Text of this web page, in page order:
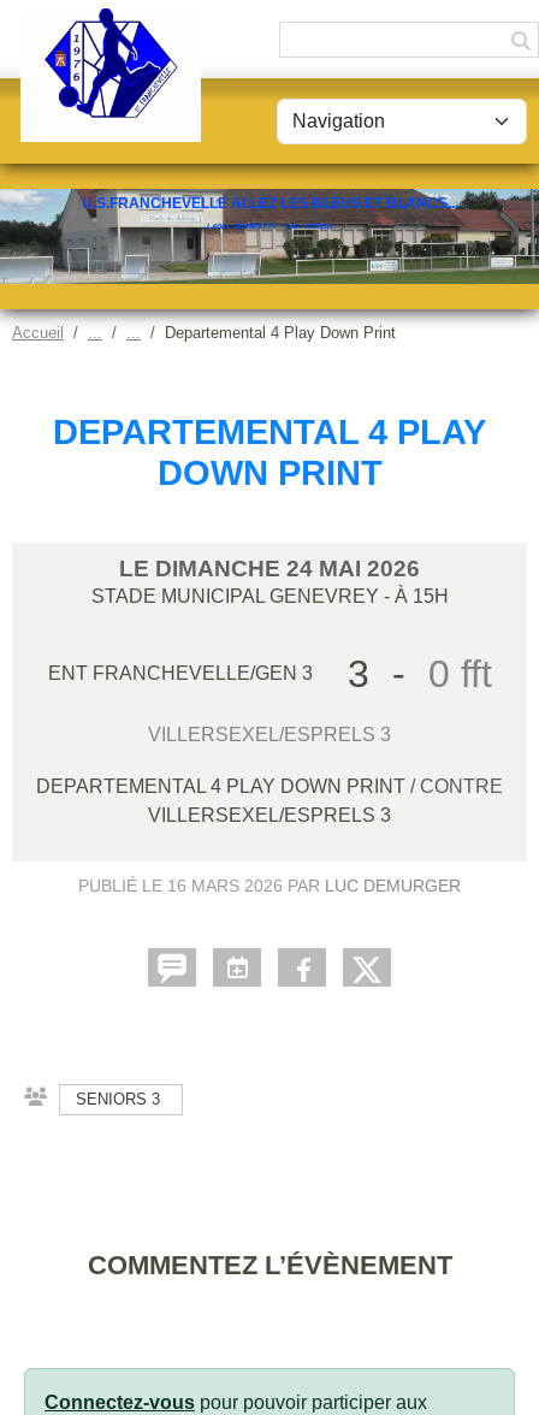
U.S.FRANCHEVELLE ALLEZ LES BLEUS ET BLANCS...
LABEL JEUNES FFF - CAT. ESPOIR
Accueil Departemental 4 Play Down Print
DEPARTEMENTAL 4 PLAY
DOWN PRINT
LE DIMANCHE 24 MAI 2026
STADE MUNICIPAL GENEVREY - À 15H
ENT FRANCHEVELLE/GEN 3 3 - 0 fft
VILLERSEXEL/ESPRELS 3
DEPARTEMENTAL 4 PLAY DOWN PRINT / CONTRE
VILLERSEXEL/ESPRELS 3
PUBLIÉ LE 16 MARS 2026 PAR LUC DEMURGER
SENIORS 3
COMMENTEZ L’ÉVÈNEMENT
Connectez-vous pour pouvoir participer aux
Panneau de gestion des cookies